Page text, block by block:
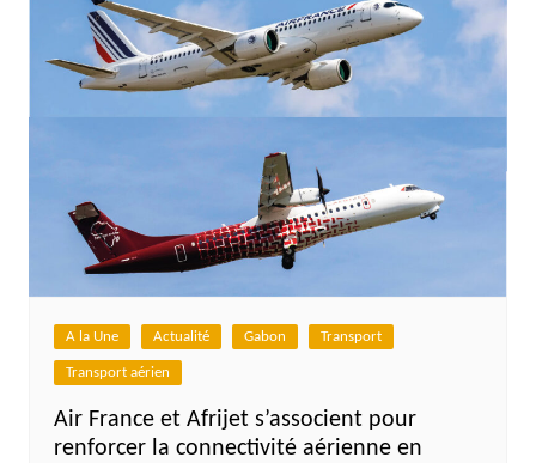
A la Une Actualité Gabon Transport
Transport aérien
Air France et Afrijet s’associent pour
renforcer la connectivité aérienne en